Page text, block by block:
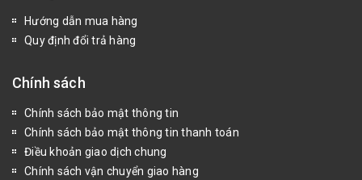
Hướng dẫn mua hàng
Quy định đổi trả hàng
Chính sách
Chính sách bảo mật thông tin
Chính sách bảo mật thông tin thanh toán
Điều khoản giao dịch chung
Chính sách vận chuyển giao hàng